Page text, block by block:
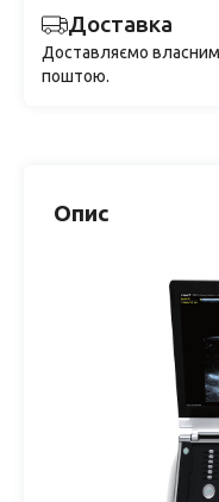
Доставка
Доставляємо
поштою.
Опис